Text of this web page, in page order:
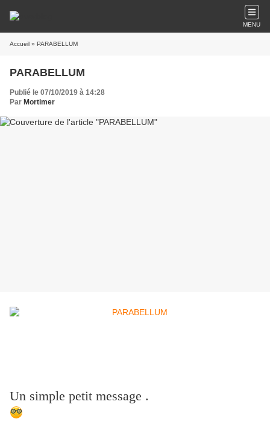
MENU
Accueil » PARABELLUM
PARABELLUM
Publié le 07/10/2019 à 14:28
Par Mortimer
Un simple petit message .